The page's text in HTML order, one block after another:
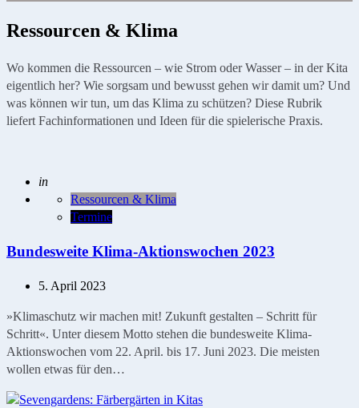
Ressourcen & Klima
Wo kommen die Ressourcen – wie Strom oder Wasser – in der Kita
eigentlich her? Wie sorgsam und bewusst gehen wir damit um? Und
was können wir tun, um das Klima zu schützen? Diese Rubrik
liefert Fachinformationen und Ideen für die spielerische Praxis.
Geschrieben
in
Ressourcen & Klima
Termine
Bundesweite Klima-Aktionswochen 2023
5. April 2023
»Klimaschutz wir machen mit! Zukunft gestalten – Schritt für
Schritt«. Unter diesem Motto stehen die bundesweite Klima-
Aktionswochen vom 22. April. bis 17. Juni 2023. Die meisten
wollen etwas für den…